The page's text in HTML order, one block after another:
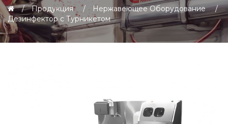
Продукция
Нержавеющее Оборудование
Дезинфектор с Турникетом